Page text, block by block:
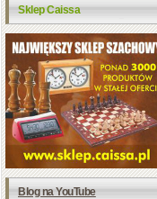
Sklep Caissa
Blog na YouTube